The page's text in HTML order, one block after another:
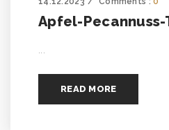
Apfel-
READ MORE